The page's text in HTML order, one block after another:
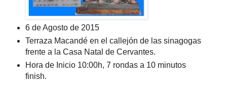
6 de Agosto de 2015
Terraza Macandé en el callejón de las sinagogas
frente a la Casa Natal de Cervantes.
Hora de Inicio 10:00h, 7 rondas a 10 minutos
finish.